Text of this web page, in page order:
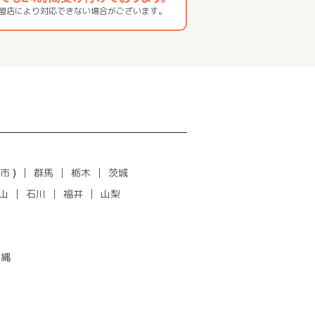
により対応できない場合がございます。
) 群馬 栃木
茨城
石川 福井 山梨